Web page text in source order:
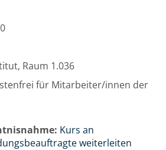
Raum 1.036
für Mitarbeiter/innen der
Kurs an
weiterleiten